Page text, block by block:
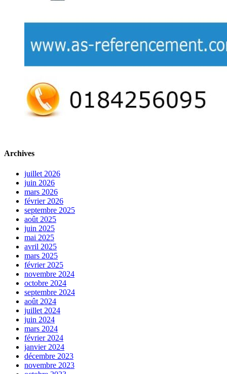
Archives
juillet 2026
juin 2026
mars 2026
février 2026
septembre 2025
août 2025
juin 2025
mai 2025
avril 2025
mars 2025
février 2025
novembre 2024
octobre 2024
septembre 2024
août 2024
juillet 2024
juin 2024
mars 2024
février 2024
janvier 2024
décembre 2023
novembre 2023